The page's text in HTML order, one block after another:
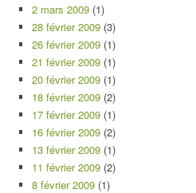
2 mars 2009 (1)
28 février 2009 (3)
26 février 2009 (1)
21 février 2009 (1)
20 février 2009 (1)
18 février 2009 (2)
17 février 2009 (1)
16 février 2009 (2)
13 février 2009 (1)
11 février 2009 (2)
8 février 2009 (1)